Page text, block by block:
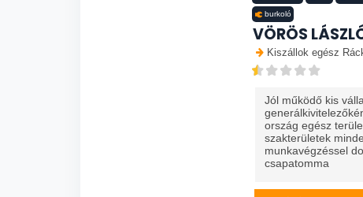
burkoló
VÖRÖS
Kiszállok egész
Jól működő kis
ország egész
szakterületek
munkavégzéssel
csapatomma